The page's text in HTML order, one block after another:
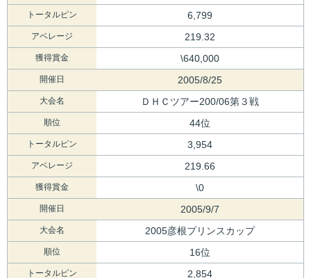
トータルピン 6,799
アベレージ 219.32
獲得賞金 \640,000
開催日 2005/8/25
大会名 ＤＨＣツアー200/06第３戦
順位 44位
トータルピン 3,954
アベレージ 219.66
獲得賞金 \0
開催日 2005/9/7
大会名 2005彦根プリンスカップ
順位 16位
トータルピン 2,854